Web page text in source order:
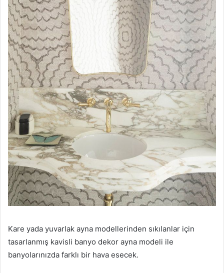
Kare yada yuvarlak ayna modellerinden sıkılanlar için
tasarlanmış kavisli banyo dekor ayna modeli ile
banyolarınızda farklı bir hava esecek.